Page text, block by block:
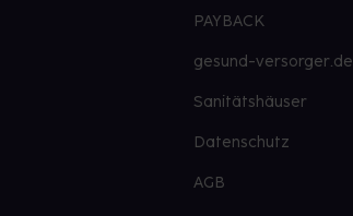
PAYBACK
gesund-versorger.de
Sanitätshäuser
Datenschutz
AGB